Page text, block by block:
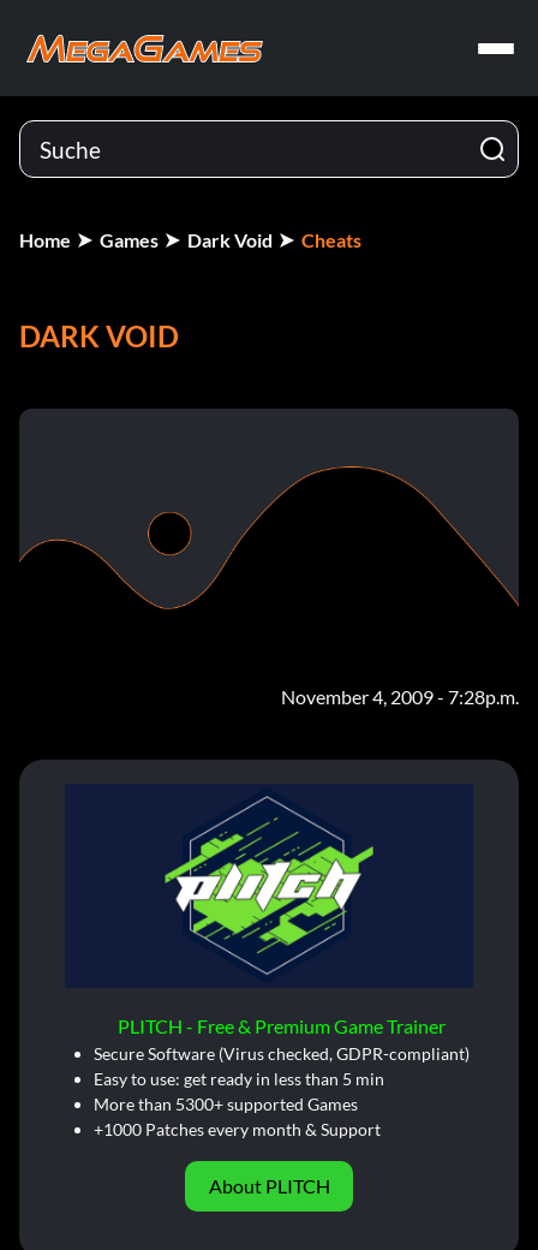
Home Games Dark Void Cheats
DARK VOID
November 4, 2009 - 7:28p.m.
PLITCH - Free & Premium Game Trainer
Secure Software (Virus checked, GDPR-compliant)
Easy to use: get ready in less than 5 min
More than 5300+ supported Games
+1000 Patches every month & Support
About PLITCH